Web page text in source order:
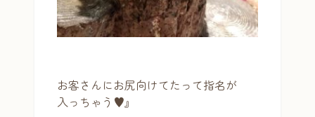
お客さんにお尻向けてたって指名が
入っちゃう♥』